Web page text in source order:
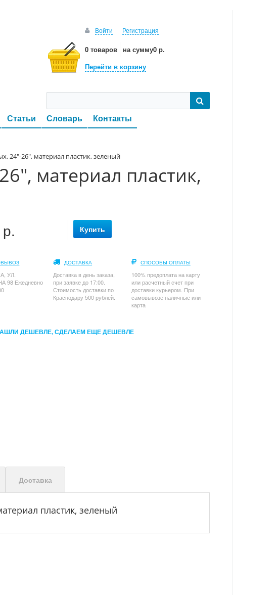
Войти Регистрация
0 товаров на сумму0 р.
Перейти в корзину
Статьи Словарь Контакты
24"-26", материал пластик, зеленый
материал пластик,
Купить
УЛ.
98 Ежедневно
ДОСТАВКА
Доставка в день заказа,
при заявке до 17:00.
Стоимость доставки по
Краснодару 500 рублей.
СПОСОБЫ ОПЛАТЫ
100% предоплата на карту
или расчетный счет при
доставки курьером. При
самовывозе наличные или
карта
ДЕШЕВЛЕ, СДЕЛАЕМ ЕЩЕ ДЕШЕВЛЕ
Доставка
пластик, зеленый